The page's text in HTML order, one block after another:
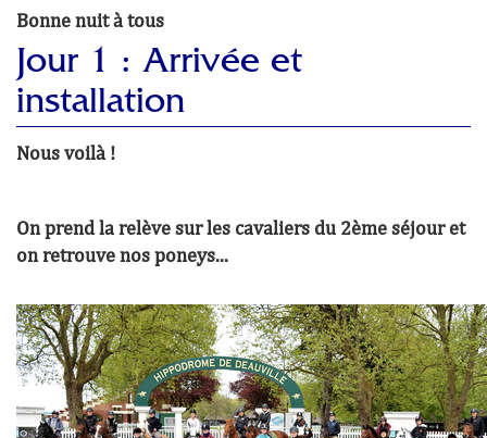
Bonne nuit à tous
Jour 1 : Arrivée et
installation
Nous voilà !
On prend la relève sur les cavaliers du 2ème séjour et
on retrouve nos poneys...